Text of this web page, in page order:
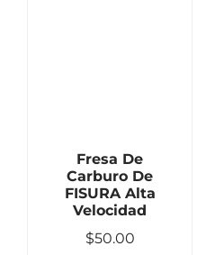
Fresa De
Carburo De
FISURA Alta
Velocidad
$50.00